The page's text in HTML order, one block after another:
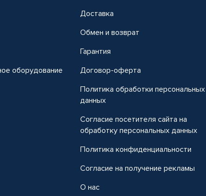
оборудование
Доставка
Обмен и возврат
Гарантия
Договор-оферта
Политика обработки персональных
данных
Согласие посетителя сайта на
обработку персональных данных
Политика конфиденциальности
Согласие на получение рекламы
О нас